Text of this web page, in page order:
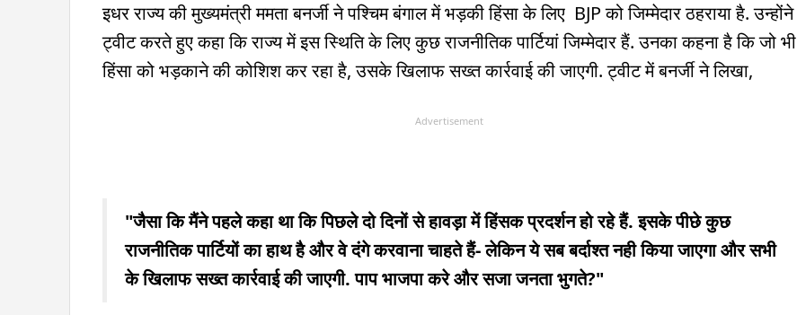
इधर राज्य की मुख्यमंत्री ममता बनर्जी ने पश्चिम बंगाल में भड़की हिंसा के लिए BJP को जिम्मेदार ठहराया है. उन्होंने
ट्वीट करते हुए कहा कि राज्य में इस स्थिति के लिए कुछ राजनीतिक पार्टियां जिम्मेदार हैं. उनका कहना है कि जो भी
हिंसा को भड़काने की कोशिश कर रहा है, उसके खिलाफ सख्त कार्रवाई की जाएगी. ट्वीट में बनर्जी ने लिखा,
Advertisement
"जैसा कि मैंने पहले कहा था कि पिछले दो दिनों से हावड़ा में हिंसक प्रदर्शन हो रहे हैं. इसके पीछे कुछ
राजनीतिक पार्टियों का हाथ है और वे दंगे करवाना चाहते हैं- लेकिन ये सब बर्दाश्त नही किया जाएगा और सभी
के खिलाफ सख्त कार्रवाई की जाएगी. पाप भाजपा करे और सजा जनता भुगते?"